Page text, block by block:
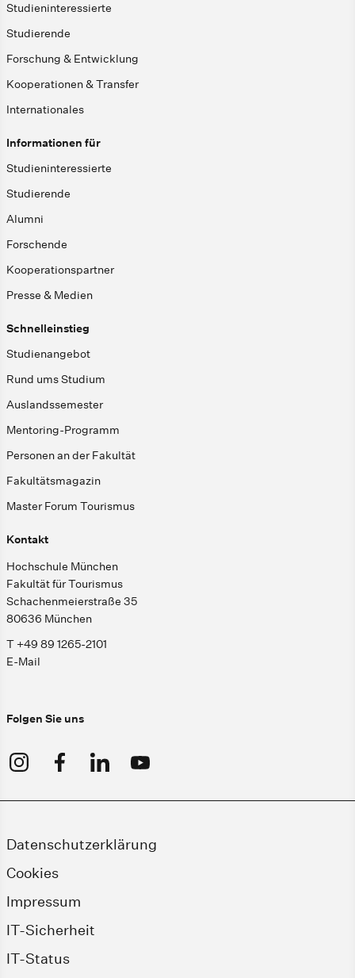
Studieninteressierte
Studierende
Forschung & Entwicklung
Kooperationen & Transfer
Internationales
Informationen für
Studieninteressierte
Studierende
Alumni
Forschende
Kooperationspartner
Presse & Medien
Schnelleinstieg
Studienangebot
Rund ums Studium
Auslandssemester
Mentoring-Programm
Personen an der Fakultät
Fakultätsmagazin
Master Forum Tourismus
Kontakt
Hochschule München
Fakultät für Tourismus
Schachenmeierstraße 35
80636 München
T +49 89 1265-2101
E-Mail
Folgen Sie uns
Datenschutzerklärung
Cookies
Impressum
IT-Sicherheit
IT-Status